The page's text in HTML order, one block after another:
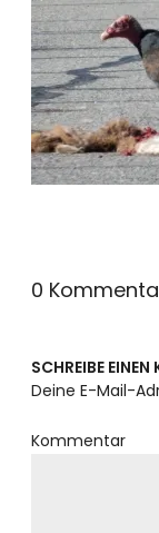
0
SCHREIBE
Deine E-Mail-
Kommentar